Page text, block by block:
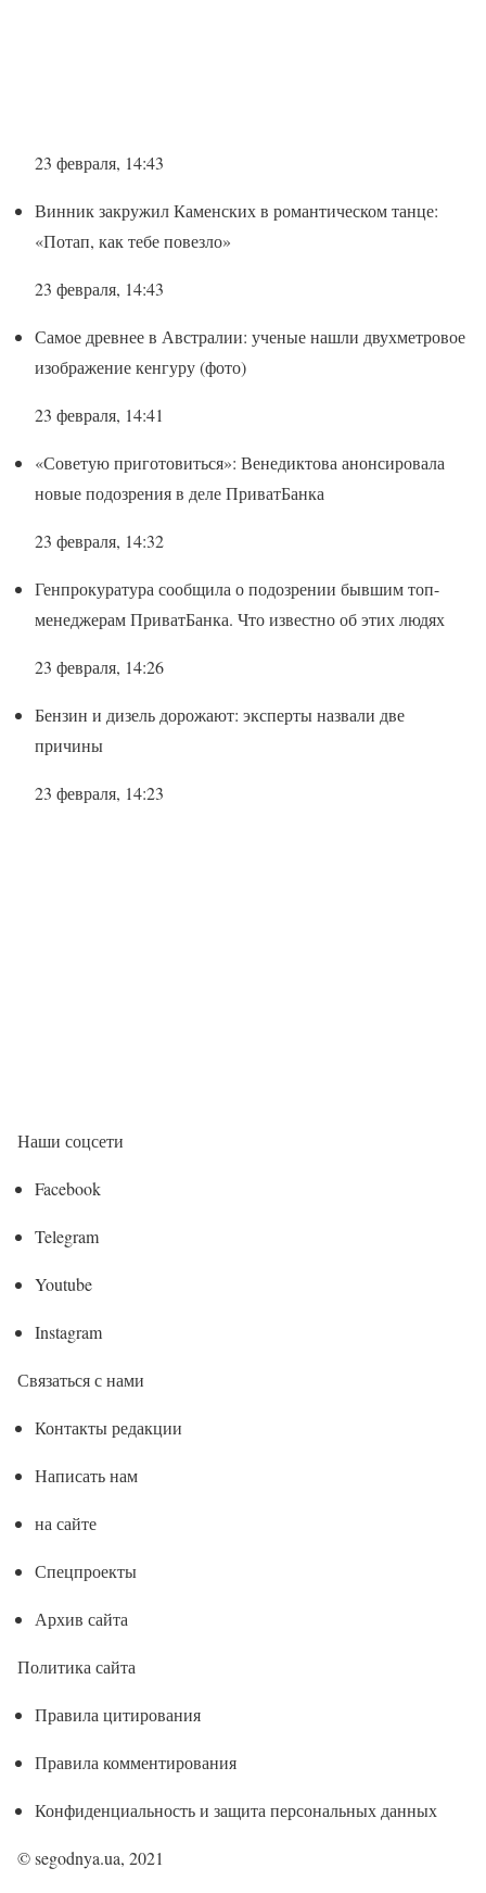
23 февраля, 14:43
Винник закружил Каменских в романтическом танце:
«Потап, как тебе повезло»
23 февраля, 14:43
Самое древнее в Австралии: ученые нашли двухметровое
изображение кенгуру (фото)
23 февраля, 14:41
«Советую приготовиться»: Венедиктова анонсировала
новые подозрения в деле ПриватБанка
23 февраля, 14:32
Генпрокуратура сообщила о подозрении бывшим топ-
менеджерам ПриватБанка. Что известно об этих людях
23 февраля, 14:26
Бензин и дизель дорожают: эксперты назвали две
причины
23 февраля, 14:23
Наши соцсети
Facebook
Telegram
Youtube
Instagram
Связаться с нами
Контакты редакции
Написать нам
на сайте
Спецпроекты
Архив сайта
Политика сайта
Правила цитирования
Правила комментирования
Конфиденциальность и защита персональных данных
© segodnya.ua, 2021